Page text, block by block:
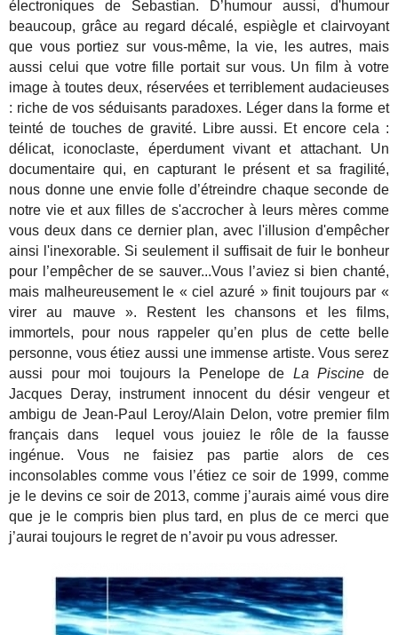
électroniques de Sebastian. D’humour aussi, d'humour
beaucoup, grâce au regard décalé, espiègle et clairvoyant
que vous portiez sur vous-même, la vie, les autres, mais
aussi celui que votre fille portait sur vous. Un film à votre
image à toutes deux, réservées et terriblement audacieuses
: riche de vos séduisants paradoxes. Léger dans la forme et
teinté de touches de gravité. Libre aussi. Et encore cela :
délicat, iconoclaste, éperdument vivant et attachant. Un
documentaire qui, en capturant le présent et sa fragilité,
nous donne une envie folle d’étreindre chaque seconde de
notre vie et aux filles de s'accrocher à leurs mères comme
vous deux dans ce dernier plan, avec l'illusion d'empêcher
ainsi l'inexorable. Si seulement il suffisait de fuir le bonheur
pour l’empêcher de se sauver...Vous l’aviez si bien chanté,
mais malheureusement le « ciel azuré » finit toujours par «
virer au mauve ». Restent les chansons et les films,
immortels, pour nous rappeler qu’en plus de cette belle
personne, vous étiez aussi une immense artiste. Vous serez
aussi pour moi toujours la Penelope de La Piscine de
Jacques Deray, instrument innocent du désir vengeur et
ambigu de Jean-Paul Leroy/Alain Delon, votre premier film
français dans lequel vous jouiez le rôle de la fausse
ingénue. Vous ne faisiez pas partie alors de ces
inconsolables comme vous l’étiez ce soir de 1999, comme
je le devins ce soir de 2013, comme j’aurais aimé vous dire
que je le compris bien plus tard, en plus de ce merci que
j’aurai toujours le regret de n’avoir pu vous adresser.